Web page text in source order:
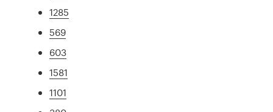
1285
569
603
1581
1101